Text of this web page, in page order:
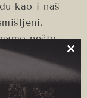
kao i naš
nešto